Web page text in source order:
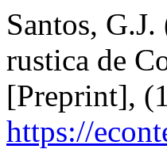
Santos,
rustica de
[Preprint],
https://